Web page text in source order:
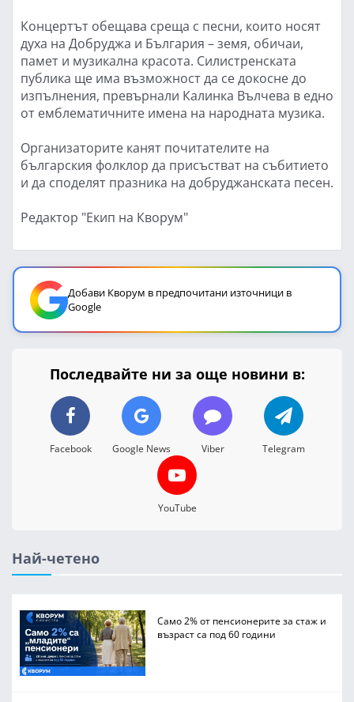
Концертът обещава среща с песни, които носят
духа на Добруджа и България – земя, обичаи,
памет и музикална красота. Силистренската
публика ще има възможност да се докосне до
изпълнения, превърнали Калинка Вълчева в едно
от емблематичните имена на народната музика.
Организаторите канят почитателите на
българския фолклор да присъстват на събитието
и да споделят празника на добруджанската песен.
Редактор "Екип на Кворум"
Добави Кворум в предпочитани източници в
Google
Последвайте ни за още новини в:
Facebook Google News Viber Telegram
YouTube
Най-четено
Само 2% от пенсионерите за стаж и
възраст са под 60 години